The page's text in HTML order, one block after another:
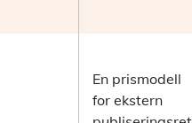
En prismodell
for ekstern